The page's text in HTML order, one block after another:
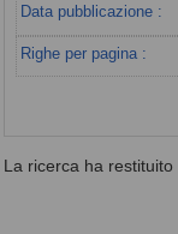
Data pubblicazione :
Righe per pagina :
La ricerca ha restituito